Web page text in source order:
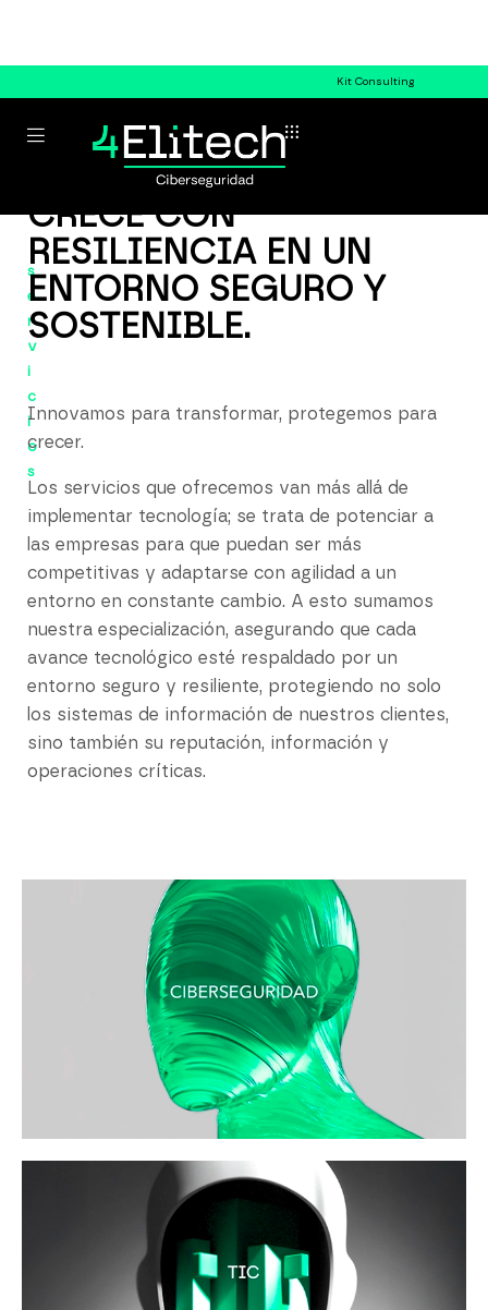
Kit Consulting
s
e
r
v
i
c
i
o
s
CRECE CON
RESILIENCIA EN UN
ENTORNO SEGURO Y
SOSTENIBLE.
Innovamos para transformar, protegemos para
crecer.
Los servicios que ofrecemos van más allá de
implementar tecnología; se trata de potenciar a
las empresas para que puedan ser más
competitivas y adaptarse con agilidad a un
entorno en constante cambio. A esto sumamos
nuestra especialización, asegurando que cada
avance tecnológico esté respaldado por un
entorno seguro y resiliente, protegiendo no solo
los sistemas de información de nuestros clientes,
sino también su reputación, información y
operaciones críticas.